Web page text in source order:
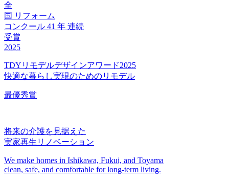
全
国 リフォーム
コンクール 41 年 連続
受賞
2025
TDYリモデルデザインアワード2025
快適な暮らし実現のためのリモデル
最優秀賞
将来の介護を見据えた
実家再生リノベーション
We make homes in Ishikawa, Fukui, and Toyama
clean, safe, and comfortable for long-term living.